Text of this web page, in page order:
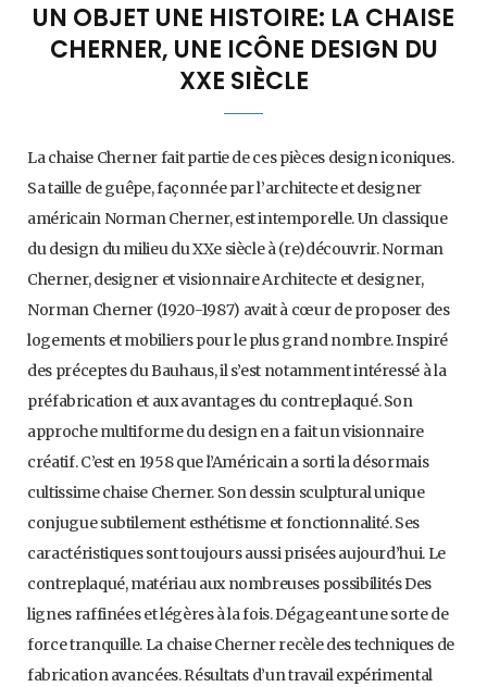
UN OBJET UNE HISTOIRE: LA CHAISE
CHERNER, UNE ICÔNE DESIGN DU
XXE SIÈCLE
La chaise Cherner fait partie de ces pièces design iconiques.
Sa taille de guêpe, façonnée par l’architecte et designer
américain Norman Cherner, est intemporelle. Un classique
du design du milieu du XXe siècle à (re)découvrir. Norman
Cherner, designer et visionnaire Architecte et designer,
Norman Cherner (1920-1987) avait à cœur de proposer des
logements et mobiliers pour le plus grand nombre. Inspiré
des préceptes du Bauhaus, il s’est notamment intéressé à la
préfabrication et aux avantages du contreplaqué. Son
approche multiforme du design en a fait un visionnaire
créatif. C’est en 1958 que l’Américain a sorti la désormais
cultissime chaise Cherner. Son dessin sculptural unique
conjugue subtilement esthétisme et fonctionnalité. Ses
caractéristiques sont toujours aussi prisées aujourd’hui. Le
contreplaqué, matériau aux nombreuses possibilités Des
lignes raffinées et légères à la fois. Dégageant une sorte de
force tranquille. La chaise Cherner recèle des techniques de
fabrication avancées. Résultats d’un travail expérimental